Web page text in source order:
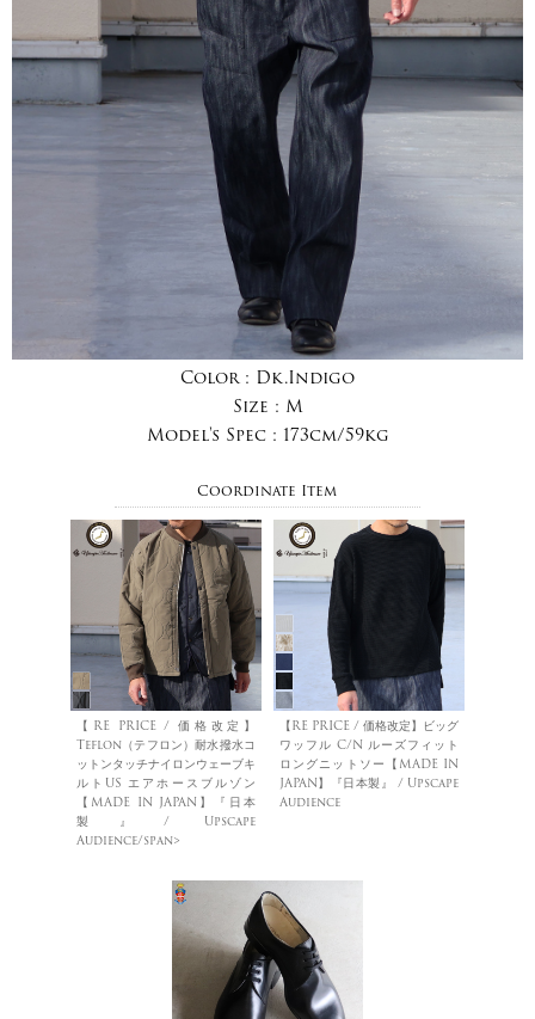
Color : Dk.Indigo
Size : M
Model's Spec : 173cm/59kg
Coordinate Item
【RE PRICE / 価格改定】
Teflon（テフロン）耐水撥水コ
ットンタッチナイロンウェーブキ
ルトUS エアホースブルゾン
【MADE IN JAPAN】『日本
製』/ Upscape
Audience/span>
【RE PRICE / 価格改定】ビッグ
ワッフル C/N ルーズフィット
ロングニットソー【MADE IN
JAPAN】『日本製』 / Upscape
Audience